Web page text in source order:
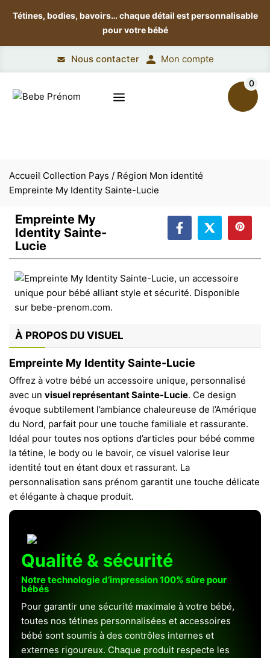
Tétines, bodies, bavoirs…chaque détail est personnalisable
pour votre bébé
Nous contacter Mon compte
0
Accueil Collection Pays / Région Mon identité
Empreinte My Identity Sainte-Lucie
Empreinte My
Identity Sainte-
Lucie
À PROPOS DU VISUEL
Empreinte My Identity Sainte-Lucie
Offrez à votre bébé un accessoire unique, personnalisé
avec un visuel représentant Sainte-Lucie. Ce design
évoque subtilement l’ambiance chaleureuse de l’Amérique
du Nord, parfait pour une touche familiale et rassurante.
Idéal pour toutes nos options d’articles pour bébé comme
la tétine, le body ou le bavoir, ce visuel valorise leur
identité tout en étant doux et rassurant. La
personnalisation sans prénom garantit une touche délicate
et élégante à chaque produit.
Qualité & sécurité
Notre technologie d’impression 100% sûre pour
bébés
Pour garantir une sécurité maximale à votre bébé,
toutes nos tétines personnalisées et accessoires
bébé sont soumis à des contrôles internes et
externes rigoureux. Chaque produit respecte les